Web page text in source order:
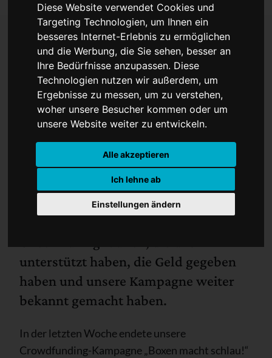
Diese Website verwendet Cookies und
Targeting Technologien, um Ihnen ein
besseres Internet-Erlebnis zu ermöglichen
und die Werbung, die Sie sehen, besser an
Ihre Bedürfnisse anzupassen. Diese
Technologien nutzen wir außerdem, um
Ergebnisse zu messen, um zu verstehen,
woher unsere Besucher kommen oder um
unsere Website weiter zu entwickeln.
Alle akzeptieren
Ich lehne ab
Einstellungen ändern
Überwältigender Erfolg
des Boxzentrum Münster
beim Crowdfunding
unterstützt haben, die Geld gegeben
haben und unsere Kampagne weiter
bekannt gemacht haben.
In der letzten Woche endete unsere
Crowdfunding-Kampagne „Boxen macht schlau!“